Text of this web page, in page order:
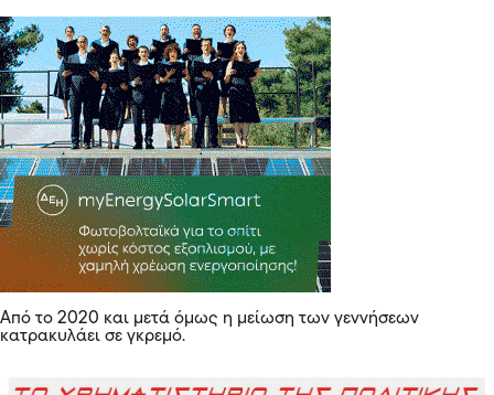
Από το 2020 και μετά όμως η μείωση των γεννήσεων
κατρακυλάει σε γκρεμό.